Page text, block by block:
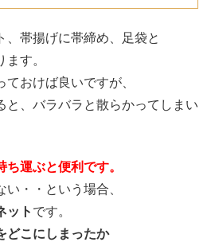
、帯揚げに帯締め、足袋と
す。
おけば良いですが、
と、バラバラと散らかってしまい
運ぶと便利です。
・・という場合、
ット です。
どこにしまったか